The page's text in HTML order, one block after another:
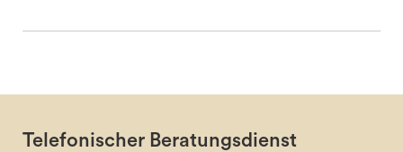
Telefonischer Beratungsdienst